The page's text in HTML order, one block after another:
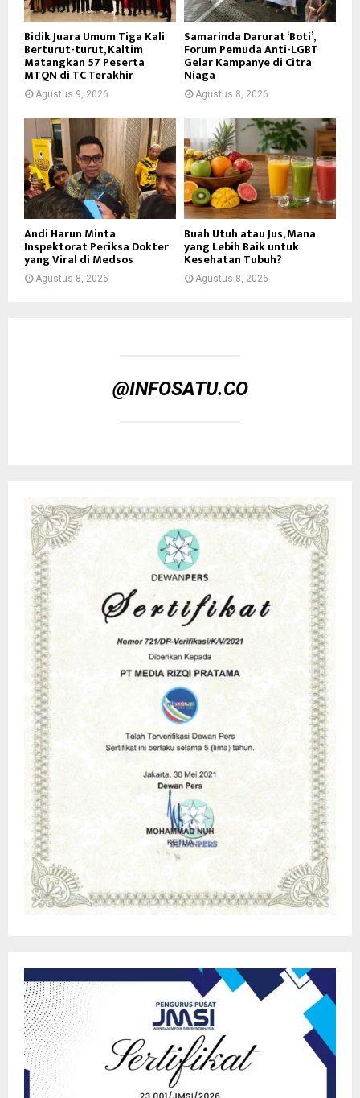
Bidik Juara Umum Tiga Kali
Berturut-turut, Kaltim
Matangkan 57 Peserta
MTQN di TC Terakhir
Agustus 9, 2026
Samarinda Darurat ‘Boti’,
Forum Pemuda Anti-LGBT
Gelar Kampanye di Citra
Niaga
Agustus 8, 2026
Andi Harun Minta
Inspektorat Periksa Dokter
yang Viral di Medsos
Agustus 8, 2026
Buah Utuh atau Jus, Mana
yang Lebih Baik untuk
Kesehatan Tubuh?
Agustus 8, 2026
@INFOSATU.CO